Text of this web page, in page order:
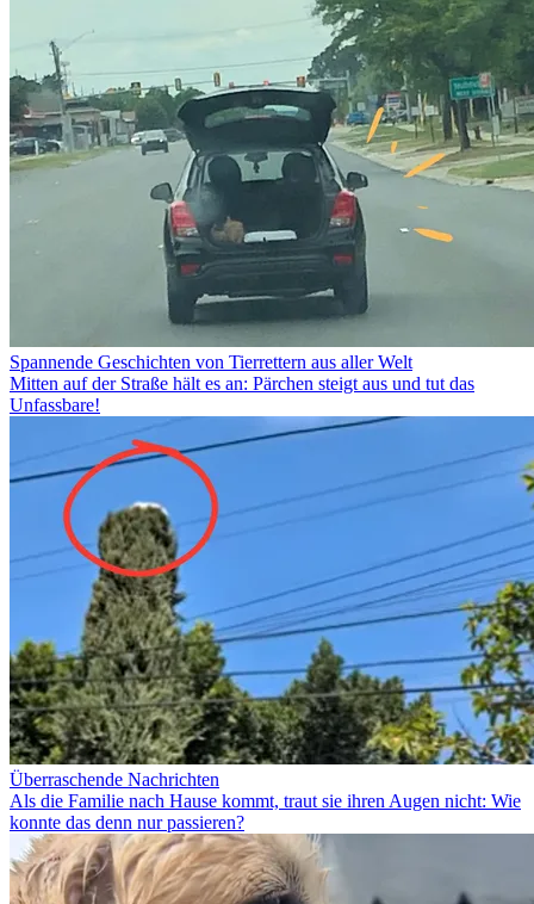
Spannende Geschichten von Tierrettern aus aller Welt
Mitten auf der Straße hält es an: Pärchen steigt aus und tut das
Unfassbare!
Überraschende Nachrichten
Als die Familie nach Hause kommt, traut sie ihren Augen nicht: Wie
konnte das denn nur passieren?